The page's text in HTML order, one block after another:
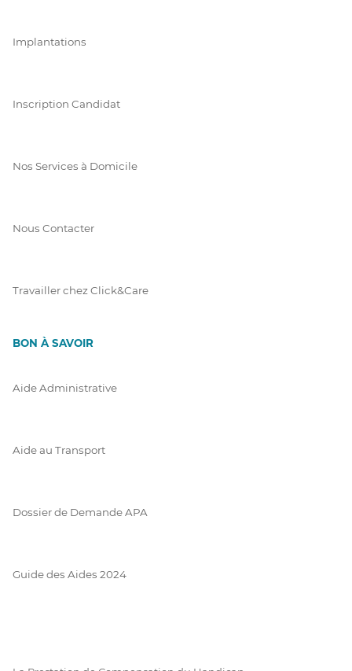
Implantations
Inscription Candidat
Nos Services à Domicile
Nous Contacter
Travailler chez Click&Care
BON À SAVOIR
Aide Administrative
Aide au Transport
Dossier de Demande APA
Guide des Aides 2024